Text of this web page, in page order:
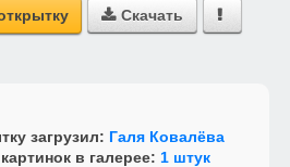
 Скачать 
загрузил: Галя Ковалёва
в галерее: 1 штук